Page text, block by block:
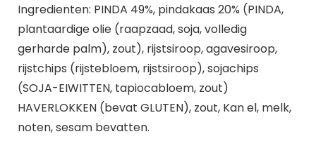
Ingredienten: PINDA 49%, pindakaas 20% (PINDA,
plantaardige olie (raapzaad, soja, volledig
gerharde palm), zout), rijstsiroop, agavesiroop,
rijstchips (rijstebloem, rijstsiroop), sojachips
(SOJA-EIWITTEN, tapiocabloem, zout)
HAVERLOKKEN (bevat GLUTEN), zout, Kan el, melk,
noten, sesam bevatten.